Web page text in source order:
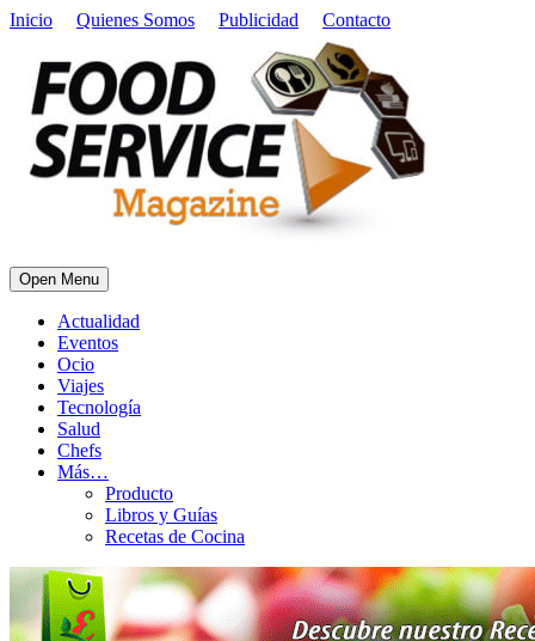
Inicio Quienes Somos Publicidad Contacto
Open Menu
Actualidad
Eventos
Ocio
Viajes
Tecnología
Salud
Chefs
Más…
Producto
Libros y Guías
Recetas de Cocina